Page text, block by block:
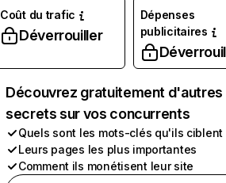
Coût du trafic
Déverrouiller
Dépenses
publicitaires
Découvrez gratuitement d'autres
secrets sur vos concurrents
Quels sont les mots-clés qu'ils ciblent
Leurs pages les plus importantes
Comment ils monétisent leur site